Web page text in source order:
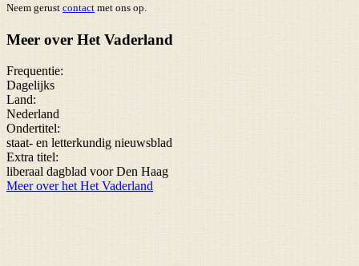
Neem gerust contact met ons op.
Meer over Het Vaderland
Frequentie:
Dagelijks
Land:
Nederland
Ondertitel:
staat- en letterkundig nieuwsblad
Extra titel:
liberaal dagblad voor Den Haag
Meer over het Het Vaderland